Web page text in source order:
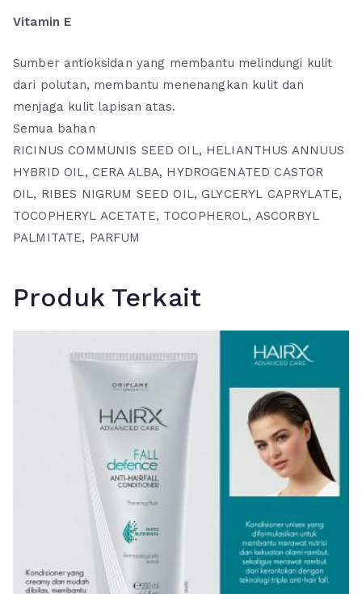
Vitamin E
Sumber antioksidan yang membantu melindungi kulit
dari polutan, membantu menenangkan kulit dan
menjaga kulit lapisan atas.
Semua bahan
RICINUS COMMUNIS SEED OIL, HELIANTHUS ANNUUS
HYBRID OIL, CERA ALBA, HYDROGENATED CASTOR
OIL, RIBES NIGRUM SEED OIL, GLYCERYL CAPRYLATE,
TOCOPHERYL ACETATE, TOCOPHEROL, ASCORBYL
PALMITATE, PARFUM
Produk Terkait